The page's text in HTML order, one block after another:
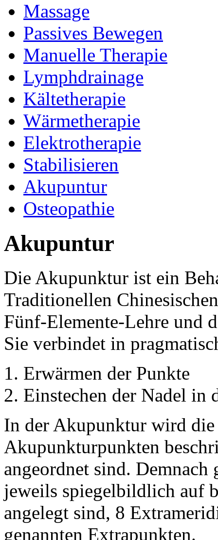
Massage
Passives Bewegen
Manuelle Therapie
Lymphdrainage
Kältetherapie
Wärmetherapie
Elektrotherapie
Stabilisieren
Akupuntur
Osteopathie
Akupuntur
Die Akupunktur ist ein
Traditionellen
Fünf-Elemente-Lehre und
Sie verbindet in
Erwärmen der Punkte
Einstechen der Nadel
In der Akupunktur wird
Akupunkturpunkten
angeordnet sind.
jeweils spiegelbildlich auf
angelegt sind, 8
genannten Extrapunkten.